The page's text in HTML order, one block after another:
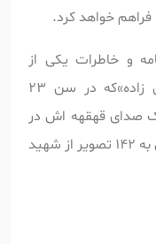
خواهد کرد.
و خاطرات یکی از
مستان رند؛«شهید محمد رضا تورجی زاده»که در سن 23
صدای قهقهه اش در
گوش ما پیچیده است. این کتاب مزین به 142 تصویر از شهید